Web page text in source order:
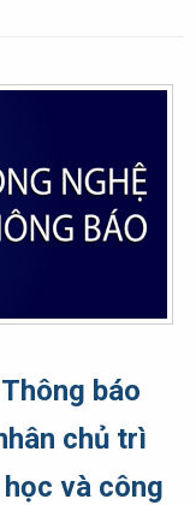
báo
chủ trì
và công